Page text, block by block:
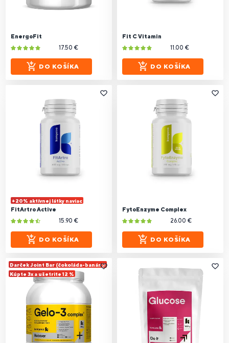
EnergoFit
17.50 €
DO KOŠÍKA
Fit C Vitamin
11.00 €
DO KOŠÍKA
+20% aktívnej látky naviac
FitArtro Active
15.90 €
DO KOŠÍKA
FytoEnzyme Complex
26.00 €
DO KOŠÍKA
Darček Joint Bar (čokoláda-banán)!
Kúpte 3x a ušetrite 12 %